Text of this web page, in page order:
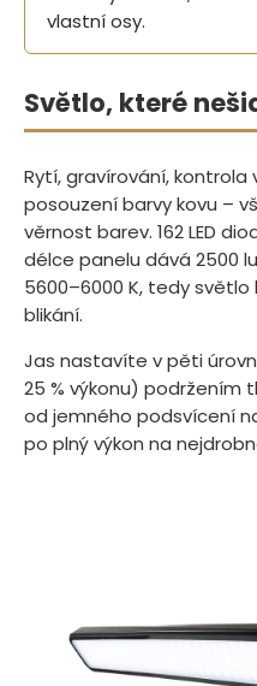
vlastní osy.
Světlo, které
Rytí, gravírování,
posouzení barvy kovu –
věrnost barev. 162 LED
délce panelu dává 2500
5600–6000 K, tedy
blikání.
Jas nastavíte v pěti
25 % výkonu) podržením
od jemného podsvícení
po plný výkon na